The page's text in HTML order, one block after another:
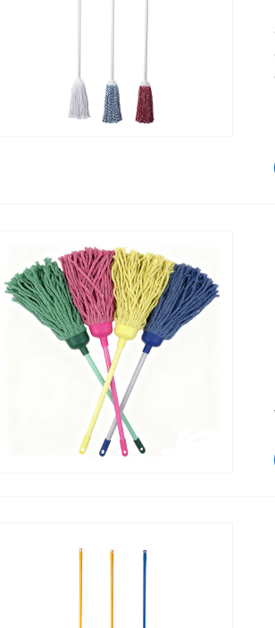
di rumah, hotel, restoran, pejabat
digunakan dan diselenggara,
profesional kami dan
pengalaman pembelian tanpa
penyelesaian yang fleksibel